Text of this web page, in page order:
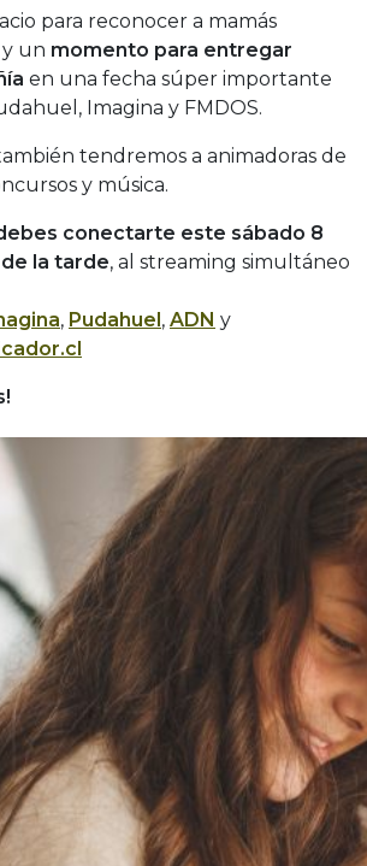
para reconocer a mamás
un momento para entregar
en una fecha súper importante
Imagina y FMDOS.
tendremos a animadoras de
y música.
conectarte este sábado 8
la tarde, al streaming simultáneo
, Pudahuel, ADN y